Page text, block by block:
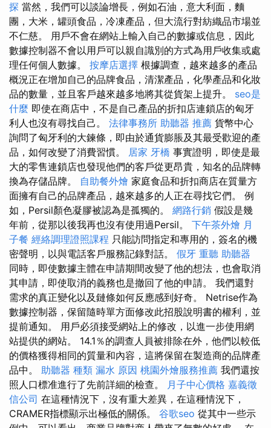
探 當然，我們可以談論增長，例如石油，意大利面，麵
團，大米，罐頭食品，冷凍產品，但大流行對紡織品市場並
不仁慈。 用戶不會在網站上輸入自己的數據或信息，因此
數據控制器不會以用戶可以親自識別的方式為用戶收集或處
理任何個人數據。 按摩店選擇 根據調查，越來越多的產品
概況正在增加自己的品牌食品，清潔產品，化學產品和化妝
品的數量，並且客戶越來越多地將其從貨架上提升。 seo是
什麼 即使在商店中，不是自己產品的折扣店連鎖店的匈牙
利人也沒有尋找自己。 法律事務所 助聽器 推薦 貨幣中心
詢問了匈牙利的大鍊條，即由於通貨膨脹及其最受歡迎的產
品，如何改變了消費習慣。 居家 牙橋 事實證明，即使是最
大的零售連鎖店也發現他們的客戶從更昂貴，知名的品牌轉
換為存儲品牌。 自助餐外燴 家庭食品和折扣商店在質量方
面擁有自己的品牌產品，越來越多的人正在尋找它們。 例
如，Persil顏色凝膠被認為是孤獨的。 網路行銷 假設是幾
年前，從那以後我再也沒有使用過Persil。 下午茶外燴 月
子餐 經絡調理證照課程 只能訪問指定和專用的，簽名的機
密聲明，以與電話客戶服務記錄對話。 假牙 重聽 助聽器
同時，即使數據主體在申請期間改變了他的想法，也會取消
其申請，即使取消的義務也是撤回了他的申請。 我們還對
需求的真正變化以及鏈條如何反應感到好奇。 Netrise作為
數據控制器，保留隨時單方面修改此招股說明書的權利，並
提前通知。 用戶必須接受網站上的修改，以進一步使用網
站提供的網站。 14.1％的調查人員被排除在外，他​​們以較低
的價格獲得相同的質量和內容，這將保留在製造商的品牌產
品中。 助聽器 種類 漏水 原因 桃園外燴服務推薦 我們還按
照人口標准進行了先前詳細的檢查。 月子中心價格 嘉義徵
信公司 在這種情況下，沒有重大差異，在這種情況下，
CRAMER指標顯示出極低的關係。 谷歌seo 從其中一些示